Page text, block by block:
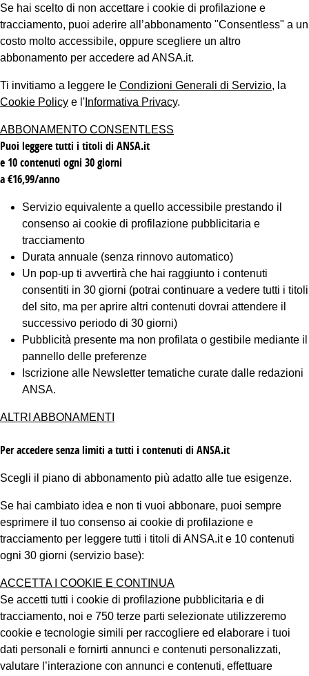
Se hai scelto di non accettare i cookie di profilazione e
tracciamento, puoi aderire all’abbonamento "Consentless" a un
costo molto accessibile, oppure scegliere un altro
abbonamento per accedere ad ANSA.it.
Ti invitiamo a leggere le Condizioni Generali di Servizio, la
Cookie Policy e l' Informativa Privacy.
ABBONAMENTO CONSENTLESS
Puoi leggere tutti i titoli di ANSA.it
e 10 contenuti ogni 30 giorni
a €16,99/anno
Servizio equivalente a quello accessibile prestando il
consenso ai cookie di profilazione pubblicitaria e
tracciamento
Durata annuale (senza rinnovo automatico)
Un pop-up ti avvertirà che hai raggiunto i contenuti
consentiti in 30 giorni (potrai continuare a vedere tutti i titoli
del sito, ma per aprire altri contenuti dovrai attendere il
successivo periodo di 30 giorni)
Pubblicità presente ma non profilata o gestibile mediante il
pannello delle preferenze
Iscrizione alle Newsletter tematiche curate dalle redazioni
ANSA.
ALTRI ABBONAMENTI
Per accedere senza limiti a tutti i contenuti di ANSA.it
Scegli il piano di abbonamento più adatto alle tue esigenze.
Se hai cambiato idea e non ti vuoi abbonare, puoi sempre
esprimere il tuo consenso ai cookie di profilazione e
tracciamento per leggere tutti i titoli di ANSA.it e 10 contenuti
ogni 30 giorni (servizio base):
ACCETTA I COOKIE E CONTINUA
Se accetti tutti i cookie di profilazione pubblicitaria e di
tracciamento, noi e 750 terze parti selezionate utilizzeremo
cookie e tecnologie simili per raccogliere ed elaborare i tuoi
dati personali e fornirti annunci e contenuti personalizzati,
valutare l’interazione con annunci e contenuti, effettuare